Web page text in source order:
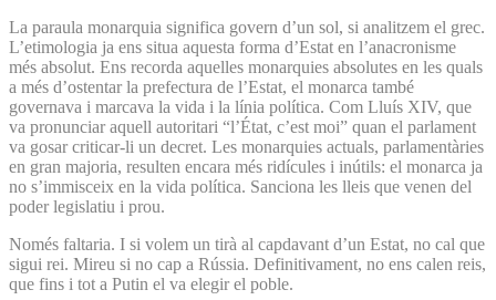
La paraula monarquia significa govern d’un sol, si analitzem el grec.
L’etimologia ja ens situa aquesta forma d’Estat en l’anacronisme
més absolut. Ens recorda aquelles monarquies absolutes en les quals
a més d’ostentar la prefectura de l’Estat, el monarca també
governava i marcava la vida i la línia política. Com Lluís XIV, que
va pronunciar aquell autoritari “l’État, c’est moi” quan el parlament
va gosar criticar-li un decret. Les monarquies actuals, parlamentàries
en gran majoria, resulten encara més ridícules i inútils: el monarca ja
no s’immisceix en la vida política. Sanciona les lleis que venen del
poder legislatiu i prou.
Només faltaria. I si volem un tirà al capdavant d’un Estat, no cal que
sigui rei. Mireu si no cap a Rússia. Definitivament, no ens calen reis,
que fins i tot a Putin el va elegir el poble.